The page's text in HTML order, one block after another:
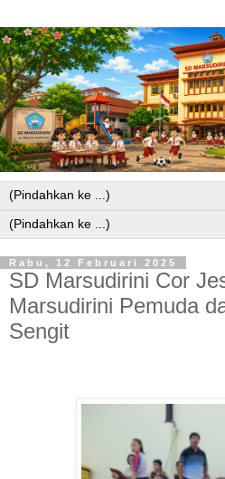
Rabu, 12 Februari 2025
SD Marsudirini Cor
Marsudirini Pemuda
Sengit